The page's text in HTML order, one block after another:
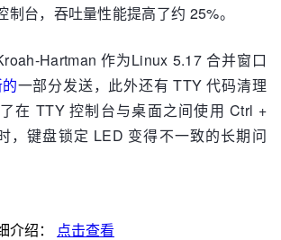
制台，吞吐量性能提高了约 25%。
Hartman 作为Linux 5.17 合并窗口
一部分发送，此外还有 TTY 代码清理
了在 TTY 控制台与桌面之间使用 Ctrl +
，键盘锁定 LED 变得不一致的长期问
介绍：
点击查看